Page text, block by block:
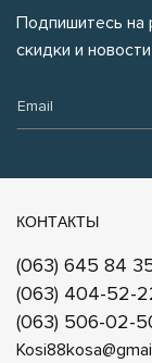
Подпишитесь на
скидки и
КОНТАКТЫ
(063) 645 84
(063) 404-52-
(063) 506-02-